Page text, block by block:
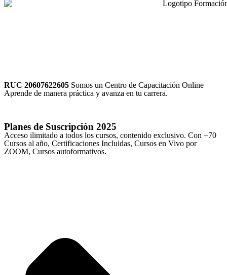
RUC 20607622605 Somos un Centro de Capacitación Online
Aprende de manera práctica y avanza en tu carrera.
Planes de Suscripción 2025
Acceso ilimitado a todos los cursos, contenido exclusivo. Con +70
Cursos al año, Certificaciones Incluidas, Cursos en Vivo por
ZOOM, Cursos autoformativos.